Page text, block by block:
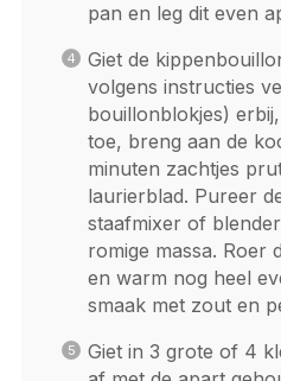
pan en leg dit even
Giet de
volgens instructies
bouillonblokjes)
toe, breng aan de
minuten zachtjes
laurierblad. Pureer
staafmixer of
romige massa. Roer
en warm nog heel
smaak met zout en
Giet in 3 grote of 4